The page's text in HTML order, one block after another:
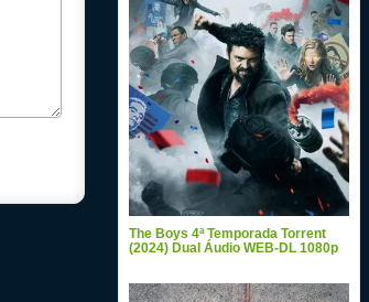
The Boys 4ª Temporada Torrent
(2024) Dual Áudio WEB-DL 1080p